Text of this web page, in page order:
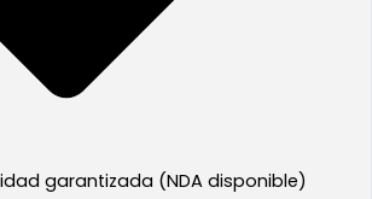
garantizada (NDA disponible)